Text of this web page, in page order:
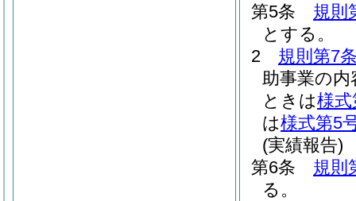
第5条
規則
とする。
2
規則第7
助事業の
ときは様式
は様式第5
(実績報告)
第6条
規則
る。